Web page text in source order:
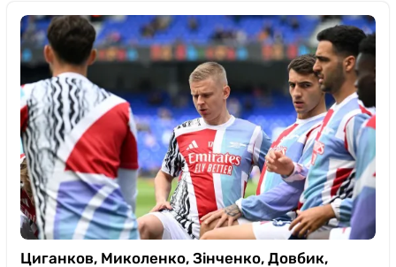
Циганков, Миколенко, Зінченко, Довбик,